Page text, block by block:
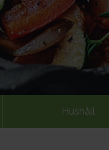
Hushåll